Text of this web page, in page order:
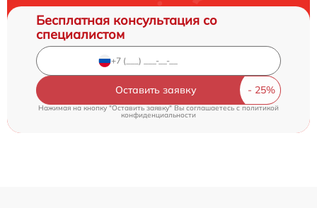
Бесплатная консультация со
специалистом
Оставить заявку
Нажимая на кнопку "Оставить заявку" Вы соглашаетесь cполитикой
конфиденциальности